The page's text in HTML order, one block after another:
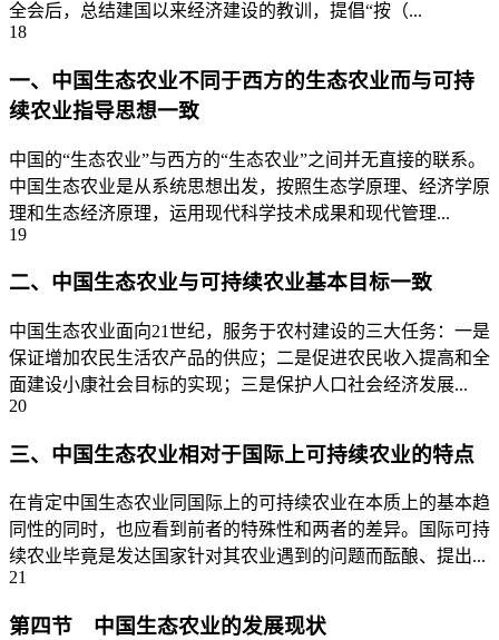
全会后，总结建国以来经济建设的教训，提倡“按（...
18
一、中国生态农业不同于西方的生态农业而与可持
续农业指导思想一致
中国的“生态农业”与西方的“生态农业”之间并无直接的联系。
中国生态农业是从系统思想出发，按照生态学原理、经济学原
理和生态经济原理，运用现代科学技术成果和现代管理...
19
二、中国生态农业与可持续农业基本目标一致
中国生态农业面向21世纪，服务于农村建设的三大任务：一是
保证增加农民生活农产品的供应；二是促进农民收入提高和全
面建设小康社会目标的实现；三是保护人口社会经济发展...
20
三、中国生态农业相对于国际上可持续农业的特点
在肯定中国生态农业同国际上的可持续农业在本质上的基本趋
同性的同时，也应看到前者的特殊性和两者的差异。国际可持
续农业毕竟是发达国家针对其农业遇到的问题而酝酿、提出...
21
第四节 中国生态农业的发展现状